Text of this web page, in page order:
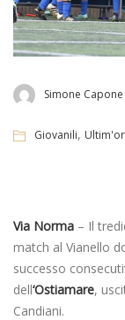
Simone Capone
Giovanili,
Via Norma – Il
match al Vianello
successo
dell‘Ostiamare,
Candiani.